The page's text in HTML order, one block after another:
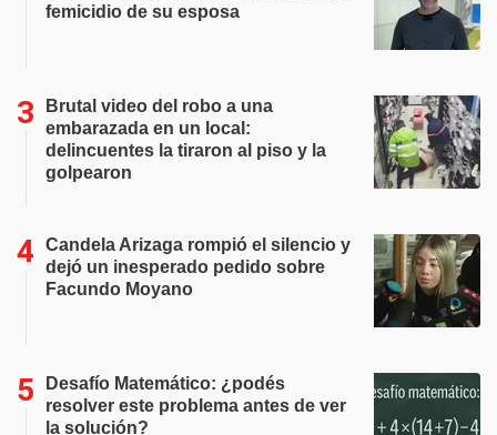
femicidio de su esposa
Brutal video del robo a una
embarazada en un local:
delincuentes la tiraron al piso y la
golpearon
Candela Arizaga rompió el silencio y
dejó un inesperado pedido sobre
Facundo Moyano
Desafío Matemático: ¿podés
resolver este problema antes de ver
la solución?